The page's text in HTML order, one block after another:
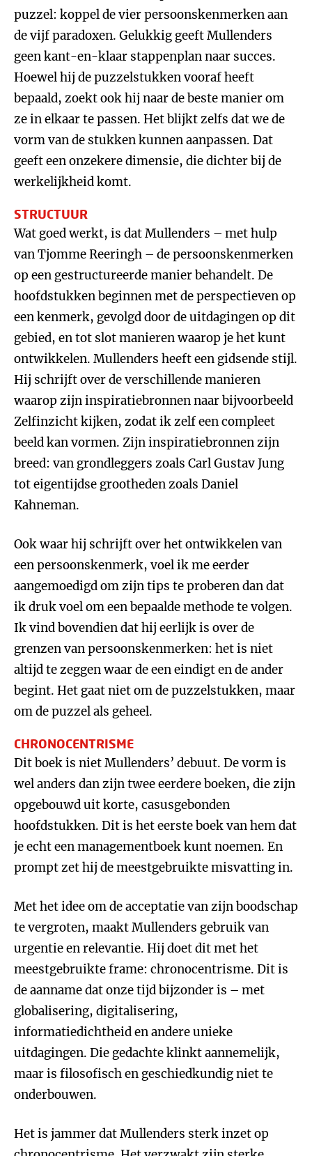
puzzel: koppel de vier persoonskenmerken aan
de vijf paradoxen. Gelukkig geeft Mullenders
geen kant-en-klaar stappenplan naar succes.
Hoewel hij de puzzelstukken vooraf heeft
bepaald, zoekt ook hij naar de beste manier om
ze in elkaar te passen. Het blijkt zelfs dat we de
vorm van de stukken kunnen aanpassen. Dat
geeft een onzekere dimensie, die dichter bij de
werkelijkheid komt.
STRUCTUUR
Wat goed werkt, is dat Mullenders – met hulp
van Tjomme Reeringh – de persoonskenmerken
op een gestructureerde manier behandelt. De
hoofdstukken beginnen met de perspectieven op
een kenmerk, gevolgd door de uitdagingen op dit
gebied, en tot slot manieren waarop je het kunt
ontwikkelen. Mullenders heeft een gidsende stijl.
Hij schrijft over de verschillende manieren
waarop zijn inspiratiebronnen naar bijvoorbeeld
Zelfinzicht kijken, zodat ik zelf een compleet
beeld kan vormen. Zijn inspiratiebronnen zijn
breed: van grondleggers zoals Carl Gustav Jung
tot eigentijdse grootheden zoals Daniel
Kahneman.
Ook waar hij schrijft over het ontwikkelen van
een persoonskenmerk, voel ik me eerder
aangemoedigd om zijn tips te proberen dan dat
ik druk voel om een bepaalde methode te volgen.
Ik vind bovendien dat hij eerlijk is over de
grenzen van persoonskenmerken: het is niet
altijd te zeggen waar de een eindigt en de ander
begint. Het gaat niet om de puzzelstukken, maar
om de puzzel als geheel.
CHRONOCENTRISME
Dit boek is niet Mullenders’ debuut. De vorm is
wel anders dan zijn twee eerdere boeken, die zijn
opgebouwd uit korte, casusgebonden
hoofdstukken. Dit is het eerste boek van hem dat
je echt een managementboek kunt noemen. En
prompt zet hij de meestgebruikte misvatting in.
Met het idee om de acceptatie van zijn boodschap
te vergroten, maakt Mullenders gebruik van
urgentie en relevantie. Hij doet dit met het
meestgebruikte frame: chronocentrisme. Dit is
de aanname dat onze tijd bijzonder is – met
globalisering, digitalisering,
informatiedichtheid en andere unieke
uitdagingen. Die gedachte klinkt aannemelijk,
maar is filosofisch en geschiedkundig niet te
onderbouwen.
Het is jammer dat Mullenders sterk inzet op